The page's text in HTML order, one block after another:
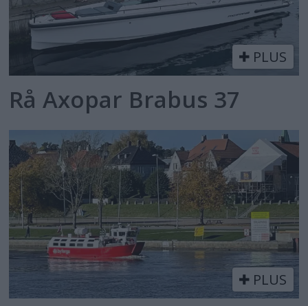
PLUS
Rå Axopar Brabus 37
PLUS